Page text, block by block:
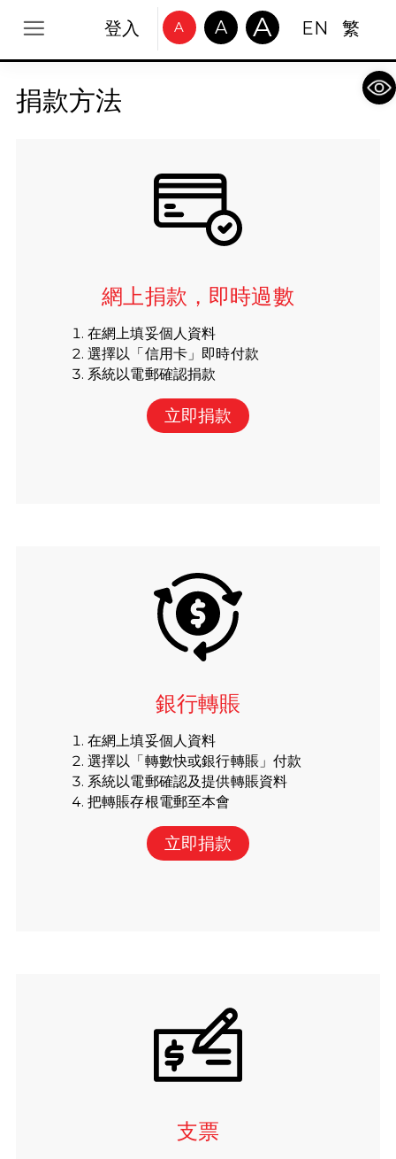
登入 A A A EN 繁
捐款方法
網上捐款，即時過數
在網上填妥個人資料
選擇以「信用卡」即時付款
系統以電郵確認捐款
立即捐款
銀行轉賬
在網上填妥個人資料
選擇以「轉數快或銀行轉賬」付款
系統以電郵確認及提供轉賬資料
把轉賬存根電郵至本會
立即捐款
支票